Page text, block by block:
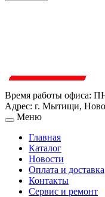
Время работы офиса:
Адрес: г. Мытищи,
Меню
Главная
Каталог
Новости
Оплата и доставка
Контакты
Сервис и ремонт